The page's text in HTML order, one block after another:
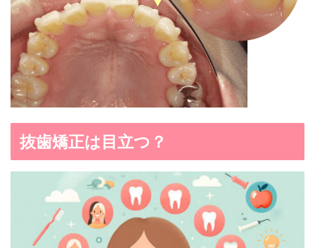
抜歯矯正は目立つ？